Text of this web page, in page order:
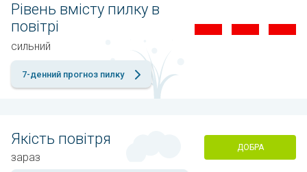
Рівень вмісту пилку в
повітрі
сильний
7-денний прогноз пилку
Якість повітря
зараз
ДОБРА